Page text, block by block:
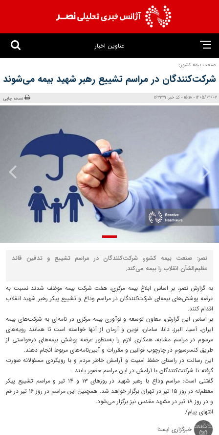
عناوین اخبار
صنعت بیمه کشور:
شرکت‌کنندگان در مراسم تشییع رهبر شهید بیمه می‌شوند
1405/04/07 - 15:18 - کد خبر: 163331 نسخه چاپی
نصر: صنعت بیمه کشور، شرکت‌کنندگان در مراسم تشییع و تدفین قائد
عظیم‌الشأن انقلاب را بیمه می‌کند.
به گزارش نصر، بر اساس ابلاغ بیمه مرکزی، هفت شرکت بیمه‌ موظف شدند نسبت به
عرضه پوشش‌های بیمه‌ای شرکت‌کنندگان در مراسم وداع و تشییع پیکر رهبر شهید انقلاب
اقدام کنند.
بر اساس این گزارش، معاون توسعه و نوآوری بیمه مرکزی در نامه‌ای به شرکت‌های بیمه
ایران، آسیا، البرز، دانا، سامان، نوین و آرمان از آنها خواسته است تا همانند رویه‌های
مرسوم در مراسم مشابه، همکاری لازم را به‌منظور عرضه پوشش بیمه‌های درخواستی از
طریق کنسرسیوم در چارچوب قوانین و مقررات و آیین‌نامه‌های مربوط انجام دهند.
این رسالت در راستای حفظ امنیت و آرامش خاطر مردم و با رویکردی مسئولانه صورت
گرفته تا شرکتت‌کنندگان با آرامش در این مراسم حضور یابند.
گفتنی است؛ مراسم وداع با رهبر شهید در روزهای ۱۳ و ۱۴ تیر و مراسم تشییع پیکر
معظم‌له در روز ۱۵ تیر در تهران برگزار خواهد شد. همچنین این مراسم در روز ۱۶ تیر در قم
و در روز ۱۸ تیر در مشهد مقدس نیز برگزار می‌شود.
انتهای پیام/
خبرگزاری ایسنا